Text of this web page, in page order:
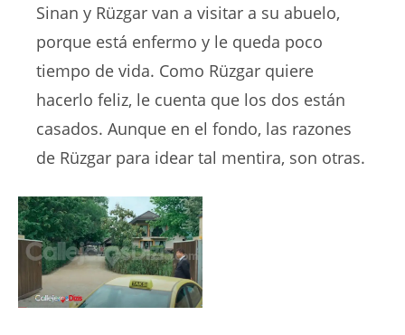
Sinan y Rüzgar van a visitar a su abuelo,
porque está enfermo y le queda poco
tiempo de vida. Como Rüzgar quiere
hacerlo feliz, le cuenta que los dos están
casados. Aunque en el fondo, las razones
de Rüzgar para idear tal mentira, son otras.